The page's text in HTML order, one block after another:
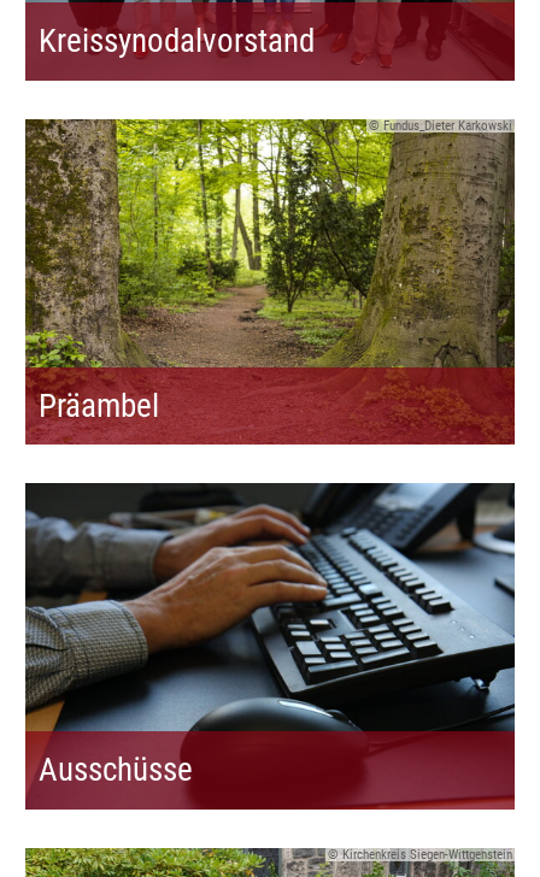
Kreissynodalvorstand
Präambel
© Fundus_Dieter Karkowski
Ausschüsse
© Kirchenkreis Siegen-Wittgenstein